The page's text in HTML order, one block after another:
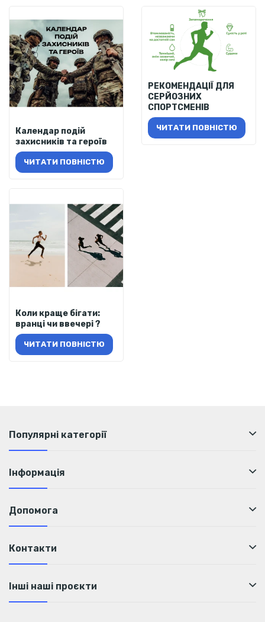
Календар подій
захисників та героїв
ЧИТАТИ ПОВНІСТЮ
РЕКОМЕНДАЦІЇ ДЛЯ
СЕРЙОЗНИХ
СПОРТСМЕНІВ
ЧИТАТИ ПОВНІСТЮ
Коли краще бігати:
вранці чи ввечері ?
ЧИТАТИ ПОВНІСТЮ
Популярні категорії
Інформація
Допомога
Контакти
Інші наші проєкти